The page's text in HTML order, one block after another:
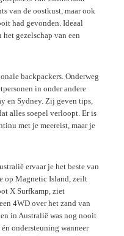
van de oostkust, maar ook
had gevonden. Ideaal
gezelschap van een
backpackers. Onderweg
in onder andere
en Sydney. Zij geven tips,
alles soepel verloopt. Er is
met je meereist, maar je
ervaar je het beste van
op Magnetic Island, zeilt
X Surfkamp, ziet
4WD over het zand van
in Australië was nog nooit
ondersteuning wanneer